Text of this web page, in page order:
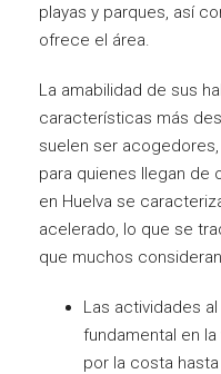
playas y parques, así
ofrece el área.
La amabilidad de sus
características más
suelen ser
para quienes llegan de
en Huelva se
acelerado, lo que se
que muchos
Las actividades
fundamental en
por la costa